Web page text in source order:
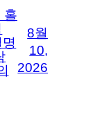
홀
8월
10,
2026